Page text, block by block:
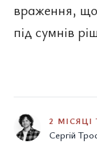
враження, що
під сумнів
2
Сергій